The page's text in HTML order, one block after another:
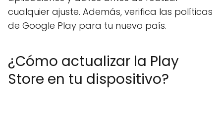
cualquier ajuste. Además, verifica las políticas
de Google Play para tu nuevo país.
¿Cómo actualizar la Play
Store en tu dispositivo?